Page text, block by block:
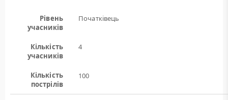
Рівень
учасників
Початківець
Кількість
учасників
4
Кількість
пострілів
100